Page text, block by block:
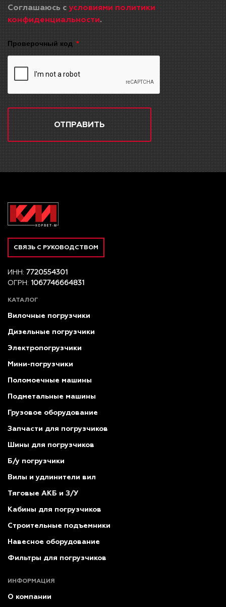
Соглашаюсь с условиями политики
конфиденциальности.
Проверочный код
ОТПРАВИТЬ
СВЯЗЬ С РУКОВОДСТВОМ
ИНН: 7720554301
ОГРН: 1067746664831
КАТАЛОГ
Вилочные погрузчики
Дизельные погрузчики
Электропогрузчики
Мини-погрузчики
Поломоечные машины
Подметальные машины
Грузовое оборудование
Запчасти для погрузчиков
Шины для погрузчиков
Б/у погрузчики
Вилы и удлинители вил
Тяговые АКБ и З/У
Кабины для погрузчиков
Строительные подъемники
Навесное оборудование
Фильтры для погрузчиков
ИНФОРМАЦИЯ
О компании